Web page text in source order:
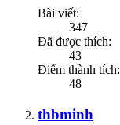
Bài viết:
347
Đã được thích:
43
Điểm thành tích:
48
thbminh